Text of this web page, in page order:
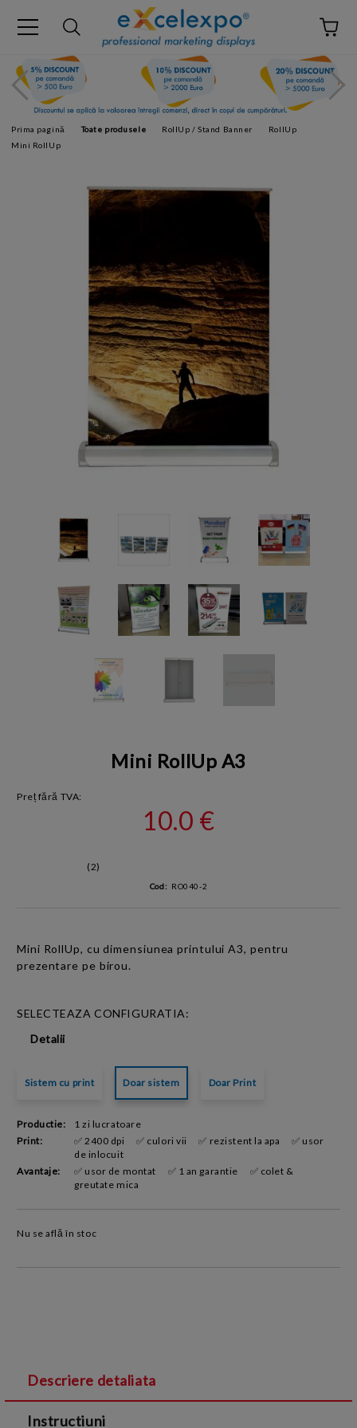
Prima pagină Toate produsele RollUp / Stand Banner
RollUp
Mini RollUp
Mini RollUp A3
Preț fără TVA:
10.0 €
(2)
Cod: RO040-2
Mini RollUp, cu dimensiunea printului A3, pentru
prezentare pe birou.
SELECTEAZA CONFIGURATIA:
Detalii
Sistem cu print Doar sistem Doar Print
Productie:
1 zi lucratoare
Print:
✅ 2400 dpi ✅ culori vii ✅ rezistent la apa
✅ usor
de inlocuit
Avantaje:
✅ usor de montat ✅ 1 an garantie
✅ colet &
greutate mica
Nu se află în stoc
Descriere detaliata
Instructiuni